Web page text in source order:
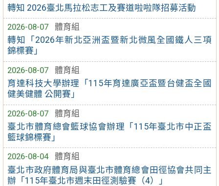
轉知 2026臺北馬拉松志工及賽道啦啦隊招募活動
2026-08-07
體育組
轉知「2026年新北亞洲盃暨新北微風全國鐵人三項
錦標賽」
2026-08-07
體育組
育達科技大學辦理「115年育達廣亞盃暨台健盃全國
健美健體 公開賽」
2026-08-07
體育組
臺北市體育總會籃球協會辦理「115年臺北市中正盃
籃球錦標賽」
2026-08-04
體育組
臺北市政府體育局與臺北市體育總會田徑協會共同主
辦「115年臺北市週末田徑測驗賽（4）」